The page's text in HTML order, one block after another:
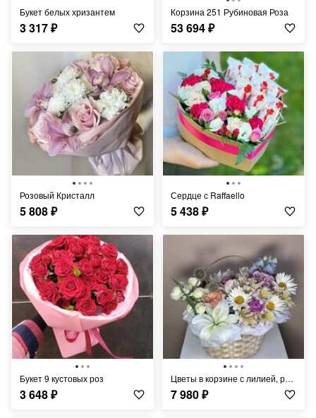
Букет белых хризантем
3 317₽
Корзина 251 Рубиновая Роза
53 694₽
Розовый Кристалл
5 808₽
Сердце с Raffaello
5 438₽
Букет 9 кустовых роз
3 648₽
Цветы в корзине с лилией, ромашками, розами и альстромерией
7 980₽